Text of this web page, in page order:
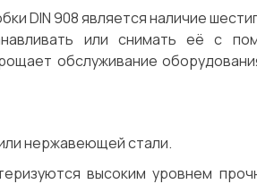
DIN 908 является наличие
или снимать её с
обслуживание
нержавеющей стали.
высоким уровнем